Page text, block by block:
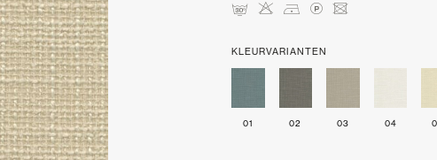
mHDLU
KLEURVARIANTEN
01 02 03 04